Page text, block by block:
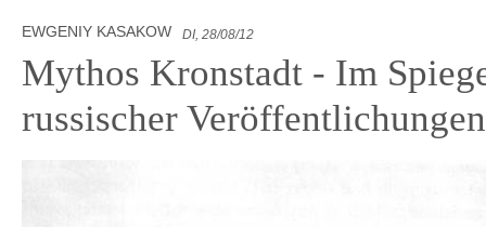
EWGENIY KASAKOW DI, 28/08/12
Mythos Kronstadt - Im
russischer Veröffentlichungen